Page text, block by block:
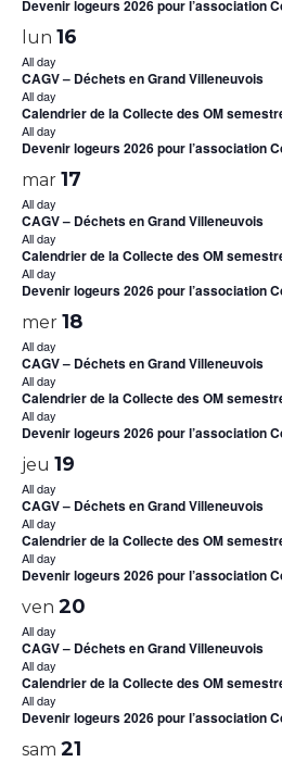
Devenir logeurs 2026 pour l’association
lun 16
All day
CAGV – Déchets en Grand Villeneuvois
All day
Calendrier de la Collecte des OM
All day
Devenir logeurs 2026 pour l’association
mar 17
All day
CAGV – Déchets en Grand Villeneuvois
All day
Calendrier de la Collecte des OM
All day
Devenir logeurs 2026 pour l’association
mer 18
All day
CAGV – Déchets en Grand Villeneuvois
All day
Calendrier de la Collecte des OM
All day
Devenir logeurs 2026 pour l’association
jeu 19
All day
CAGV – Déchets en Grand Villeneuvois
All day
Calendrier de la Collecte des OM
All day
Devenir logeurs 2026 pour l’association
ven 20
All day
CAGV – Déchets en Grand Villeneuvois
All day
Calendrier de la Collecte des OM
All day
Devenir logeurs 2026 pour l’association
sam 21